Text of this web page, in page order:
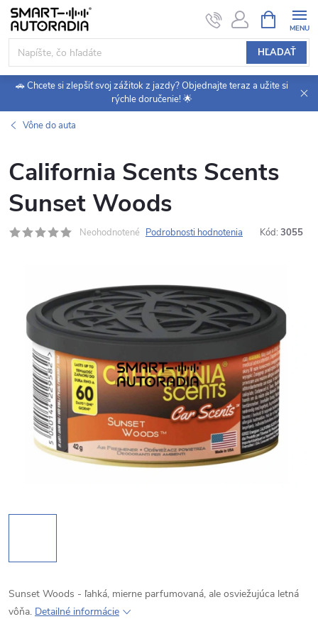
Prejsť
obsah
HĽADAŤ
KOŠÍK
🚗 Chcete si zlepšiť svoj zážitok z jazdy? Objednajte teraz a užite si
rýchle doručenie! 🌟
Vône do auta
California Scents Scents
Sunset Woods
Neohodnotené Podrobnosti hodnotenia Kód: 3055
Sunset Woods - ľahká, mierne parfumovaná, ale osviežujúca letná
vôňa. Detailné informácie